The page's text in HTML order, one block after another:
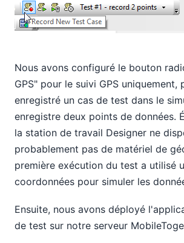
Nous avons configuré le bouton
GPS" pour le suivi GPS uniquement,
enregistré un cas de test dans le
enregistre deux points de données.
la station de travail Designer ne
probablement pas de matériel de
première exécution du test a utilisé
coordonnées pour simuler les
Ensuite, nous avons déployé
de test sur notre serveur